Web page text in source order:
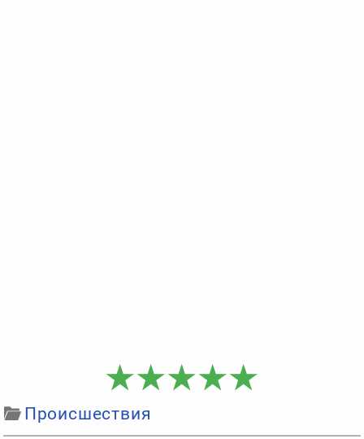
Происшествия